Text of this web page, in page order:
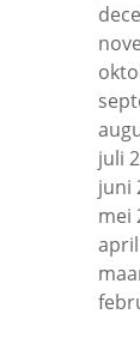
juli
juni
mei